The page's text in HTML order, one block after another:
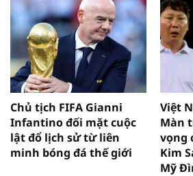
Chủ tịch FIFA Gianni
Infantino đối mặt cuộc
lật đổ lịch sử từ liên
minh bóng đá thế giới
Việt
Màn
vọng
Kim
Mỹ